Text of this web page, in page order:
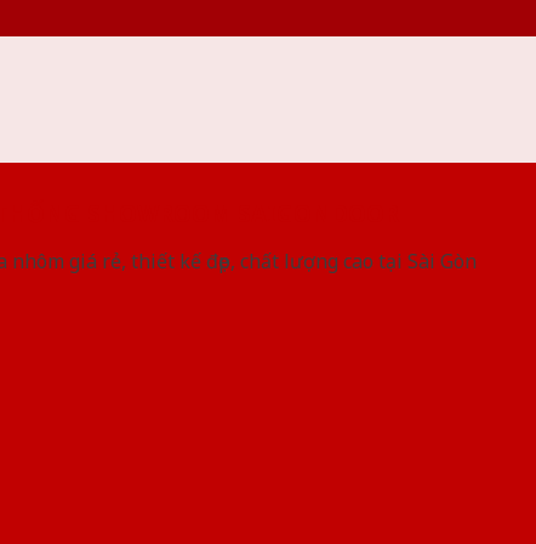
nhôm giá rẻ, thiết kế đẹp, chất lượng cao tại Sài Gòn